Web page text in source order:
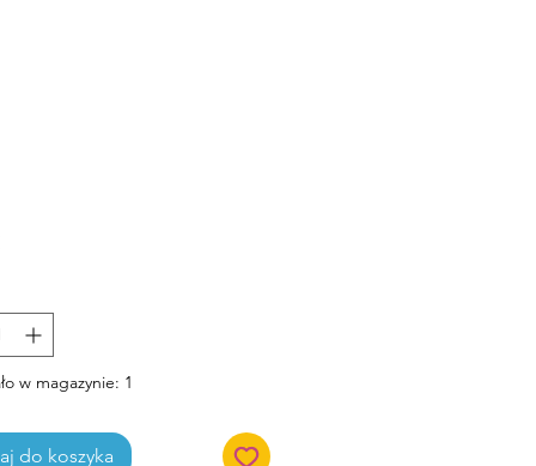
w magazynie: 1
do koszyka